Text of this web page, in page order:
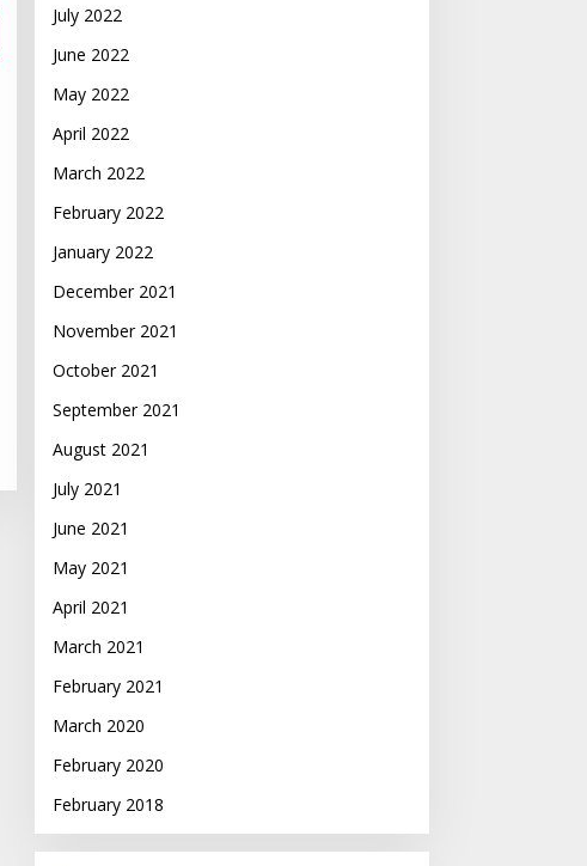
July 2022
June 2022
May 2022
April 2022
March 2022
February 2022
January 2022
December 2021
November 2021
October 2021
September 2021
August 2021
July 2021
June 2021
May 2021
April 2021
March 2021
February 2021
March 2020
February 2020
February 2018